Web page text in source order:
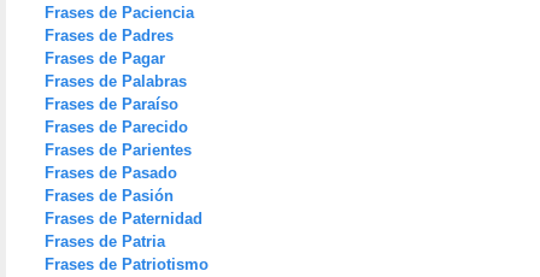
Frases de Paciencia
Frases de Padres
Frases de Pagar
Frases de Palabras
Frases de Paraíso
Frases de Parecido
Frases de Parientes
Frases de Pasado
Frases de Pasión
Frases de Paternidad
Frases de Patria
Frases de Patriotismo